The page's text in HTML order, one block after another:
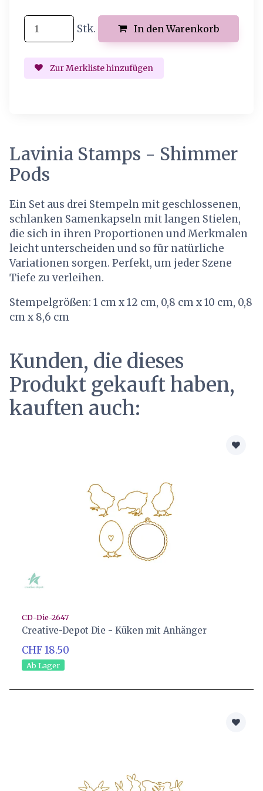
Stk. In den Warenkorb
Zur Merkliste hinzufügen
Lavinia Stamps - Shimmer
Pods
Ein Set aus drei Stempeln mit geschlossenen,
schlanken Samenkapseln mit langen Stielen,
die sich in ihren Proportionen und Merkmalen
leicht unterscheiden und so für natürliche
Variationen sorgen. Perfekt, um jeder Szene
Tiefe zu verleihen.
Stempelgrößen: 1 cm x 12 cm, 0,8 cm x 10 cm, 0,8
cm x 8,6 cm
Kunden, die dieses
Produkt gekauft haben,
kauften auch:
CD-Die-2647
Creative-Depot Die - Küken mit Anhänger
CHF 18.50
Ab Lager